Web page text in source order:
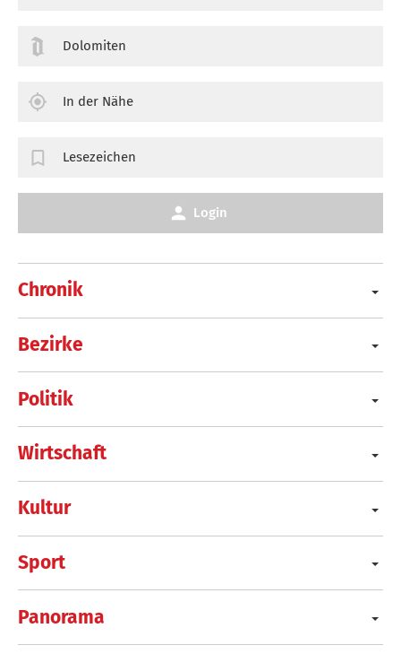
Chronik
Bezirke
Politik
Wirtschaft
Kultur
Sport
Panorama
Dolomiten
In der Nähe
Lesezeichen
Login